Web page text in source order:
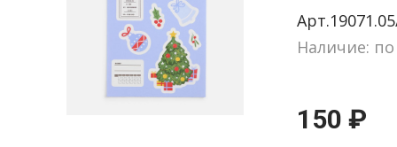
Наличие:
150 ₽